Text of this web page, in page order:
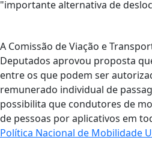
"importante alternativa de
A Comissão de Viação e
Deputados aprovou proposta
entre os que podem ser
remunerado individual de
possibilita que condutores de
de pessoas por aplicativos em
Política Nacional de Mobilidade